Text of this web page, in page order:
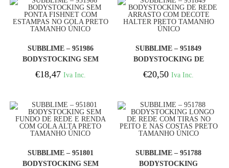
SUBBLIME – 951986
BODYSTOCKING SEM
PONTA FISHNET COM
ESTAMPAS NO GOLA
ÚNICO
€18,47 Iva Inc.
SUBBLIME – 951849
BODYSTOCKING DE
REDE ARRASTO COM
DECOTE HALTER
ÚNICO
€20,50 Iva Inc.
SUBBLIME – 951801
BODYSTOCKING SEM
SUBBLIME – 951788
BODYSTOCKING